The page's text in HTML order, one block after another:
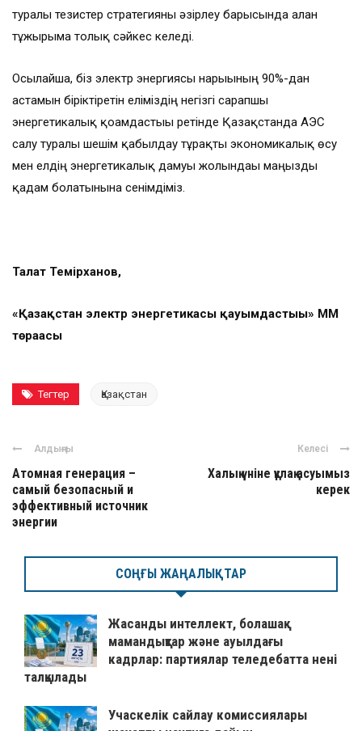
туралы тезистер стратегияны әзірлеу ба­ры­сында алған
тұжырымға то­лық сәйкес келеді.
Осылайша, біз электр энергия­сы нарығының 90%-дан
астамын бірік­тіретін еліміздің негізгі сарапшы
энергетикалық қоғамдастығы ретінде Қазақстанда АЭС
салу туралы шешім қабылдау тұрақты экономикалық өсу
мен елдің энер­гетикалық дамуы жолындағы маңызды
қадам болатынына сенім­діміз.
Талғат Темірханов,
«Қазақстан электр энергетикасы қауымдастығы» ММ
төрағасы
Тегтер Қазақстан
Алдыңғы
Атомная генерация –
самый безопасный и
эффективный источник
энергии
Келесі
Халық үніне құлақ асуымыз
керек
СОҢҒЫ ЖАҢАЛЫҚТАР
Жасанды интеллект, болашақ
мамандықтар және ауылдағы
кадрлар: партиялар теледебатта нені
талқылады
Учаскелік сайлау комиссиялары